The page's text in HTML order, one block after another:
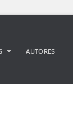
AUTORES